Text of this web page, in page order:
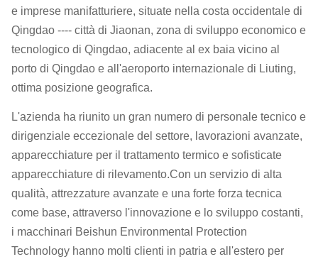
e imprese manifatturiere, situate nella costa occidentale di
Qingdao ---- città di Jiaonan, zona di sviluppo economico e
tecnologico di Qingdao, adiacente al ex baia vicino al
porto di Qingdao e all'aeroporto internazionale di Liuting,
ottima posizione geografica.
L'azienda ha riunito un gran numero di personale tecnico e
dirigenziale eccezionale del settore, lavorazioni avanzate,
apparecchiature per il trattamento termico e sofisticate
apparecchiature di rilevamento.Con un servizio di alta
qualità, attrezzature avanzate e una forte forza tecnica
come base, attraverso l'innovazione e lo sviluppo costanti,
i macchinari Beishun Environmental Protection
Technology hanno molti clienti in patria e all'estero per